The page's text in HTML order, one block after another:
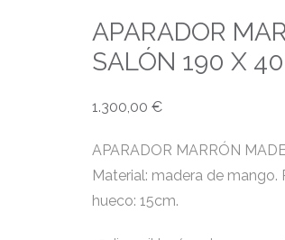
APARADOR
SALÓN 190 X
1.300,00 €
APARADOR MARRÓN
Material: madera de mango.
hueco: 15cm.